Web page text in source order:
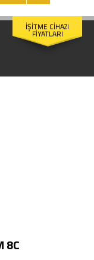
İŞİTME CİHAZI
FİYATLARI
8C